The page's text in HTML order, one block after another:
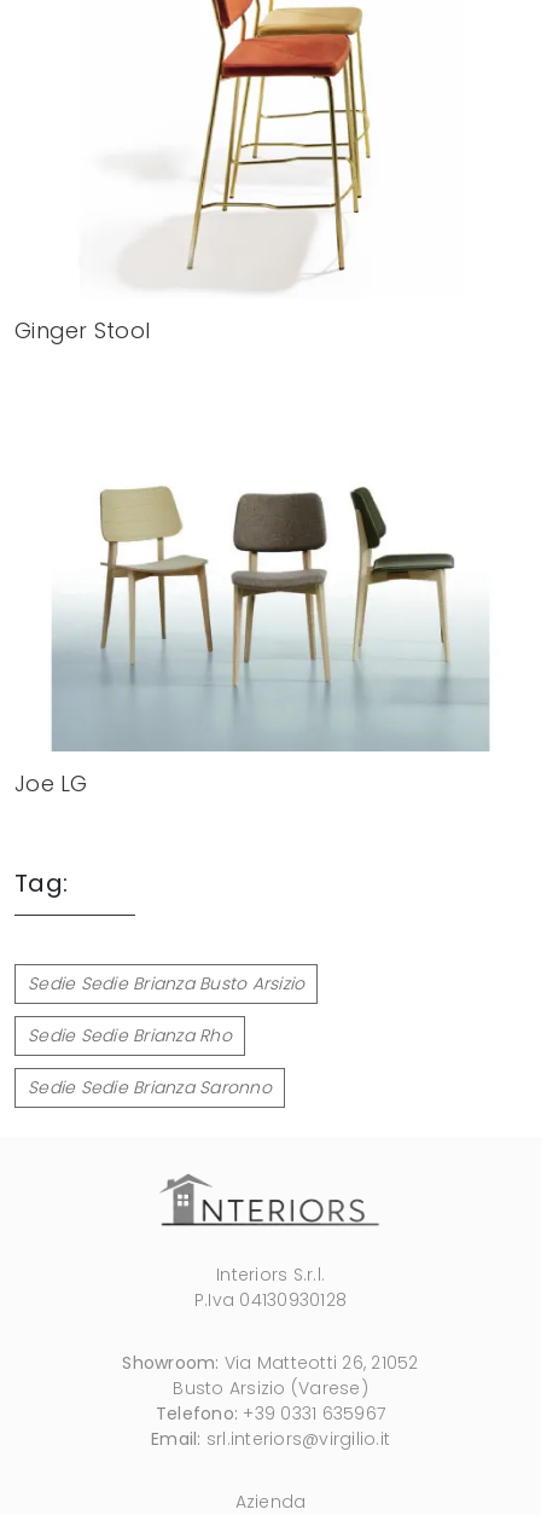
Ginger Stool
Joe LG
Tag:
Sedie Sedie Brianza Busto Arsizio
Sedie Sedie Brianza Rho
Sedie Sedie Brianza Saronno
Interiors S.r.l.
P.Iva 04130930128
Showroom: Via Matteotti 26, 21052
Busto Arsizio (Varese)
Telefono: +39 0331 635967
Email: srl.interiors@virgilio.it
Azienda